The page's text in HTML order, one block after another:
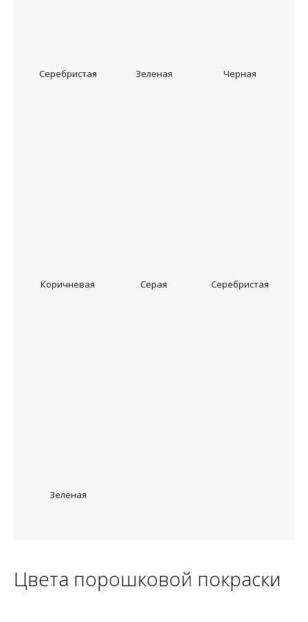
Серебристая Зеленая Черная
Коричневая Серая Серебристая
Зеленая
Цвета порошковой покраски